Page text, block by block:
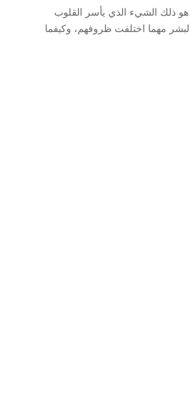
هو ذلك الشيء الذي يأسر القلوب
مهما اختلفت ظروفهم، وكيفما